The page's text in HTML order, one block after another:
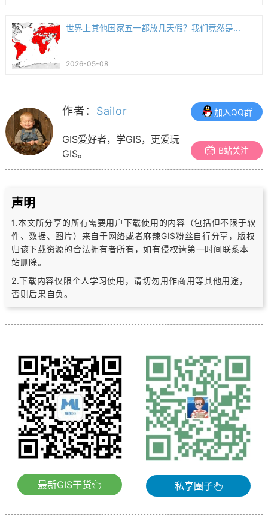
世界上其他国家五一都放几天假？我们竟然是...
2026-05-08
作者： Sailor
GIS爱好者，学GIS，更爱玩
GIS。
加入QQ群
B站关注
声明
1.本文所分享的所有需要用户下载使用的内容（包括但不限于软
件、数据、图片） 来自于网络或者麻辣GIS粉丝自行分享，版权
归该下载资源的合法拥有者所有，如有侵权请第一时间联系本
站删除。
2.下载内容仅限个人学习使用，请切勿用作商用等其他用途，
否则后果自负。
最新GIS干货 私享圈子